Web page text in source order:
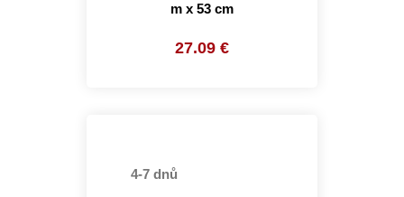
m x 53 cm
27.09 €
4-7 dnů